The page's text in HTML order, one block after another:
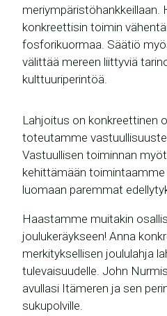
meriympäristöhankkeillaan.
konkreettisin toimin
fosforikuormaa. Säätiö
välittää mereen liittyviä
kulttuuriperintöä.
Lahjoitus on konkreettinen
toteutamme
Vastuullisen toiminnan
kehittämään toimintaamme
luomaan paremmat
Haastamme muitakin
joulukeräykseen! Anna
merkityksellisen joululahja
tulevaisuudelle. John
avullasi Itämeren ja sen
sukupolville.